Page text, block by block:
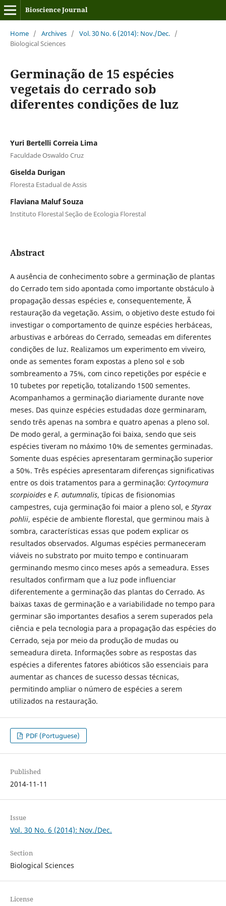
Bioscience Journal
Home / Archives / Vol. 30 No. 6 (2014): Nov./Dec. /
Biological Sciences
Germinação de 15 espécies
vegetais do cerrado sob
diferentes condições de luz
Yuri Bertelli Correia Lima
Faculdade Oswaldo Cruz
Giselda Durigan
Floresta Estadual de Assis
Flaviana Maluf Souza
Instituto Florestal Seção de Ecologia Florestal
Abstract
A ausência de conhecimento sobre a germinação de plantas
do Cerrado tem sido apontada como importante obstáculo à
propagação dessas espécies e, consequentemente, Ã
restauração da vegetação. Assim, o objetivo deste estudo foi
investigar o comportamento de quinze espécies herbáceas,
arbustivas e arbóreas do Cerrado, semeadas em diferentes
condições de luz. Realizamos um experimento em viveiro,
onde as sementes foram expostas a pleno sol e sob
sombreamento a 75%, com cinco repetições por espécie e
10 tubetes por repetição, totalizando 1500 sementes.
Acompanhamos a germinação diariamente durante nove
meses. Das quinze espécies estudadas doze germinaram,
sendo três apenas na sombra e quatro apenas a pleno sol.
De modo geral, a germinação foi baixa, sendo que seis
espécies tiveram no máximo 10% de sementes germinadas.
Somente duas espécies apresentaram germinação superior
a 50%. Três espécies apresentaram diferenças significativas
entre os dois tratamentos para a germinação: Cyrtocymura
scorpioidese F. autumnalis, típicas de fisionomias
campestres, cuja germinação foi maior a pleno sol, e Styrax
pohlii, espécie de ambiente florestal, que germinou mais à
sombra, características essas que podem explicar os
resultados observados. Algumas espécies permaneceram
viáveis no substrato por muito tempo e continuaram
germinando mesmo cinco meses após a semeadura. Esses
resultados confirmam que a luz pode influenciar
diferentemente a germinação das plantas do Cerrado. As
baixas taxas de germinação e a variabilidade no tempo para
germinar são importantes desafios a serem superados pela
ciência e pela tecnologia para a propagação das espécies do
Cerrado, seja por meio da produção de mudas ou
semeadura direta. Informações sobre as respostas das
espécies a diferentes fatores abióticos são essenciais para
aumentar as chances de sucesso dessas técnicas,
permitindo ampliar o número de espécies a serem
utilizados na restauração.
PDF (Portuguese)
Published
2014-11-11
Issue
Vol. 30 No. 6 (2014): Nov./Dec.
Section
Biological Sciences
License